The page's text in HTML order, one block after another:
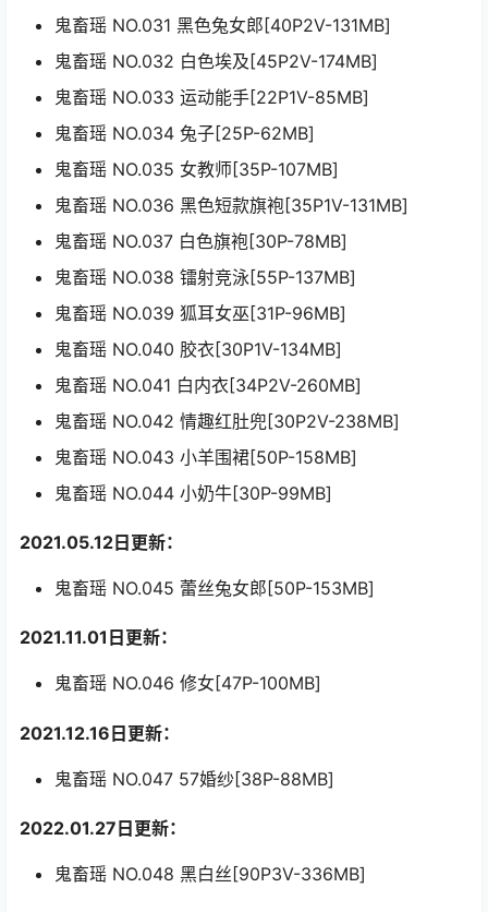
鬼畜瑶 NO.031 黑色兔女郎[40P2V-131MB]
鬼畜瑶 NO.032 白色埃及[45P2V-174MB]
鬼畜瑶 NO.033 运动能手[22P1V-85MB]
鬼畜瑶 NO.034 兔子[25P-62MB]
鬼畜瑶 NO.035 女教师[35P-107MB]
鬼畜瑶 NO.036 黑色短款旗袍[35P1V-131MB]
鬼畜瑶 NO.037 白色旗袍[30P-78MB]
鬼畜瑶 NO.038 镭射竞泳[55P-137MB]
鬼畜瑶 NO.039 狐耳女巫[31P-96MB]
鬼畜瑶 NO.040 胶衣[30P1V-134MB]
鬼畜瑶 NO.041 白内衣[34P2V-260MB]
鬼畜瑶 NO.042 情趣红肚兜[30P2V-238MB]
鬼畜瑶 NO.043 小羊围裙[50P-158MB]
鬼畜瑶 NO.044 小奶牛[30P-99MB]
2021.05.12日更新：
鬼畜瑶 NO.045 蕾丝兔女郎[50P-153MB]
2021.11.01日更新：
鬼畜瑶 NO.046 修女[47P-100MB]
2021.12.16日更新：
鬼畜瑶 NO.047 57婚纱[38P-88MB]
2022.01.27日更新：
鬼畜瑶 NO.048 黑白丝[90P3V-336MB]